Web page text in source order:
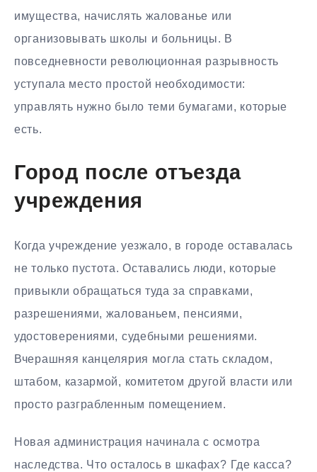
имущества, начислять жалованье или
организовывать школы и больницы. В
повседневности революционная разрывность
уступала место простой необходимости:
управлять нужно было теми бумагами, которые
есть.
Город после отъезда
учреждения
Когда учреждение уезжало, в городе оставалась
не только пустота. Оставались люди, которые
привыкли обращаться туда за справками,
разрешениями, жалованьем, пенсиями,
удостоверениями, судебными решениями.
Вчерашняя канцелярия могла стать складом,
штабом, казармой, комитетом другой власти или
просто разграбленным помещением.
Новая администрация начинала с осмотра
наследства. Что осталось в шкафах? Где касса?